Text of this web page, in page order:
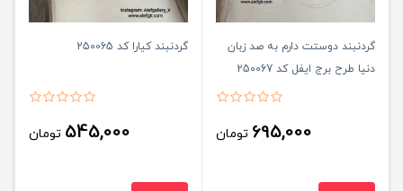
گردنبند دوستت دارم به صد زبان
دنیا طرح برج ایفل کد 250067
695,000 تومان
گردنبند کیارا کد 250065
545,000 تومان